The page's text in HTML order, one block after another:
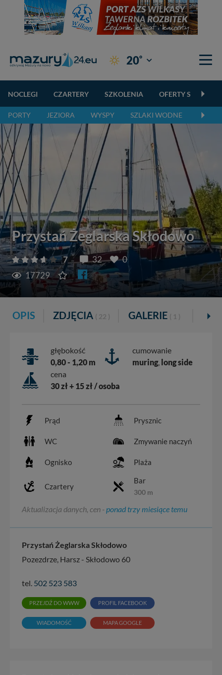
20° Giżycko
NOCLEGI CZARTERY SZKOLENIA OFERTY
PORTY JEZIORA WYSPY SZLAKI WODNE
Przystań Żeglarska Skłodowo
7 32
0
17729
OPIS ZDJĘCIA ( 22 ) GALERIE ( 1 )
głębokość
0,80 - 1,20 m
cumowanie
muring, long side
cena
30 zł + 15 zł / osoba
Prąd Prysznic
WC Zmywanie naczyń
Ognisko Plaża
Czartery
Bar
300 m
Aktualizacja danych, cen -ponad trzy miesiące temu
Przystań Żeglarska Skłodowo
Pozezdrze, Harsz - Skłodowo 60
tel. 502 523 583
PRZEJDŹ DO WWW PROFIL FACEBOOK
WIADOMOŚĆ MAPA GOOGLE